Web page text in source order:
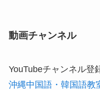
動画チャンネル
YouTubeチャンネル
沖縄中国語・韓国語教